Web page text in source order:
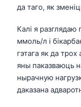
да таго, як
Калі я разглядаю
ммоль/л і
гэтага як да трох
яны паказваюць
нырачную
даказанаSlovenščina
Magyar
Shqip
বাংলা
اردو
मराठी